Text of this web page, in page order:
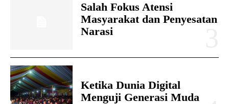
Salah Fokus Atensi
Masyarakat dan Penyesatan
Narasi
Ketika Dunia Digital
Menguji Generasi Muda